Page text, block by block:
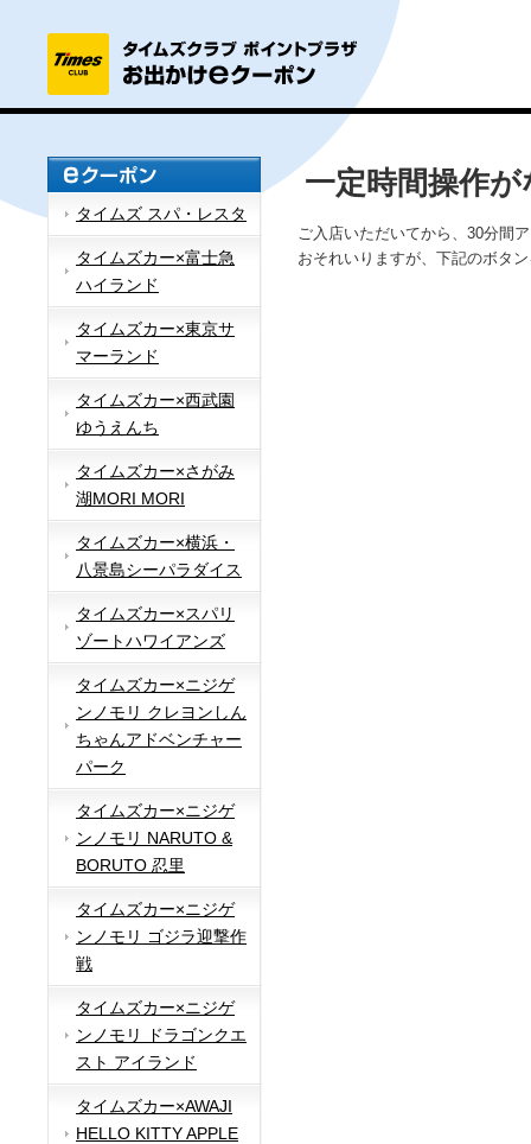
タイムズ スパ・レスタ
タイムズカー×富士急
ハイランド
タイムズカー×東京サ
マーランド
タイムズカー×西武園
ゆうえんち
タイムズカー×さがみ
湖MORI MORI
タイムズカー×横浜・
八景島シーパラダイス
タイムズカー×スパリ
ゾートハワイアンズ
タイムズカー×ニジゲ
ンノモリ クレヨンしん
ちゃんアドベンチャー
パーク
タイムズカー×ニジゲ
ンノモリ NARUTO &
BORUTO 忍里
タイムズカー×ニジゲ
ンノモリ ゴジラ迎撃作
戦
タイムズカー×ニジゲ
ンノモリ ドラゴンクエ
スト アイランド
タイムズカー×AWAJI
HELLO KITTY APPLE
一定時間操作
ご入店いただいてから、30分間
おそれいりますが、下記のボタ